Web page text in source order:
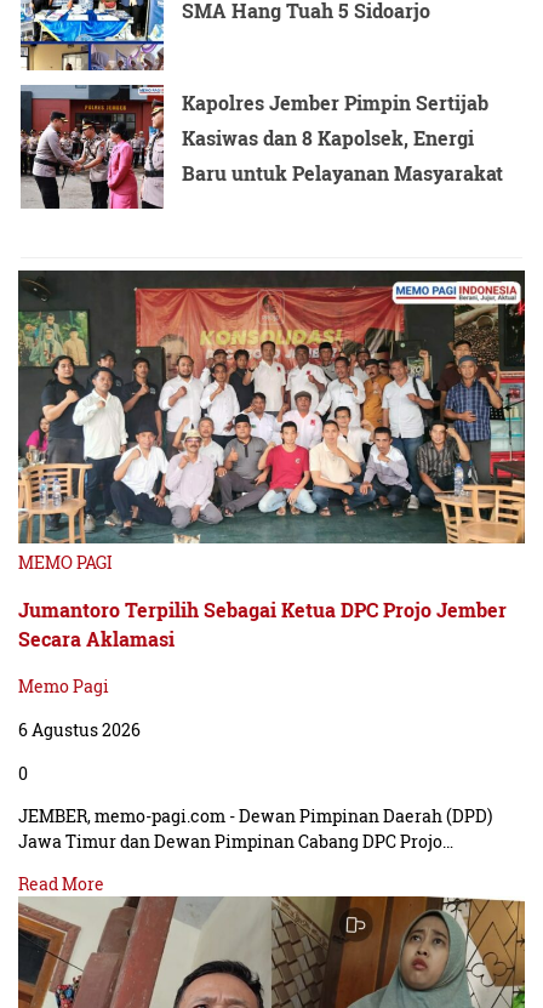
SMA Hang Tuah 5 Sidoarjo
Kapolres Jember Pimpin Sertijab
Kasiwas dan 8 Kapolsek, Energi
Baru untuk Pelayanan Masyarakat
MEMO PAGI
Jumantoro Terpilih Sebagai Ketua DPC Projo Jember
Secara Aklamasi
Memo Pagi
6 Agustus 2026
0
JEMBER, memo-pagi.com - Dewan Pimpinan Daerah (DPD)
Jawa Timur dan Dewan Pimpinan Cabang DPC Projo…
Read More